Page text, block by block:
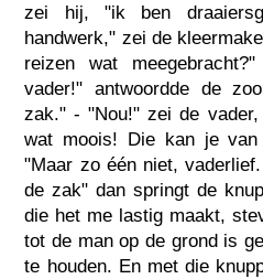
zei hij, "ik ben
handwerk," zei de
reizen wat
vader!" antwoordde de
zak." - "Nou!" zei de
wat moois! Die kan je
"Maar zo één niet,
de zak" dan springt de
die het me lastig maakt,
tot de man op de grond is
te houden. En met die